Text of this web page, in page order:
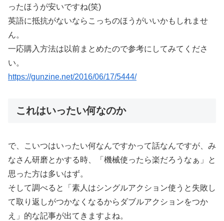
ったほうが安いですね(笑)
英語に抵抗がないならこっちのほうがいいかもしれませ
ん。
一応購入方法は以前まとめたので参考にしてみてくださ
い。
https://gunzine.net/2016/06/17/5444/
これはいったい何なのか
で、こいつはいったい何なんですかって話なんですが、み
なさん研磨とかする時、「機械使ったら楽だろうなぁ」と
思った方は多いはず。
そして調べると「素人はシングルアクション使うと失敗し
て取り返しがつかなくなるからダブルアクションをつか
え」的な記事が出てきますよね。